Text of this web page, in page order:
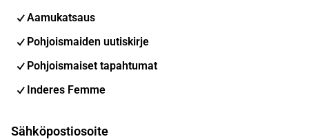
Aamukatsaus
Pohjoismaiden uutiskirje
Pohjoismaiset tapahtumat
Inderes Femme
Sähköpostiosoite